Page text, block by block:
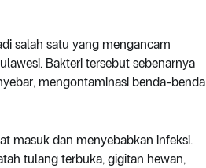
salah satu yang mengancam
Bakteri tersebut sebenarnya
mengontaminasi benda-benda
masuk dan menyebabkan infeksi.
tulang terbuka, gigitan hewan,